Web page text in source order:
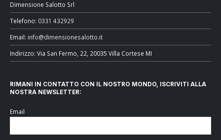
Dimensione Salotto Srl
Telefono: 0331 432929
Email: info@dimensionesalotto.it
Indirizzo: Via San Fermo, 22, 20035 Villa Cortese MI
RIMANI IN CONTATTO CON IL NOSTRO MONDO, ISCRIVITI ALLA
NOSTRA NEWSLETTER:
Email